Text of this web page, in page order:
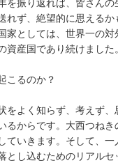
を振り返れば、皆さんの
れず、絶望的に思える
家としては、世界一の
資産国であり続けました。
こるのか？
をよく知らず、考えず、
るからです。大西つねき
ていきます。そして、一
とし込むためのリアルセ